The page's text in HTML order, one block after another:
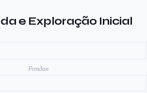
e Exploração Inicial
Fondue